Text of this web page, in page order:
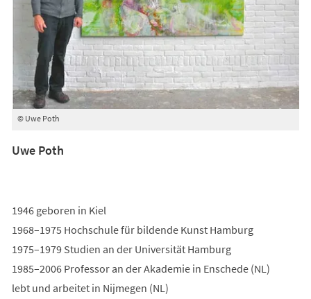
© Uwe Poth
Uwe Poth
1946 geboren in Kiel
1968–1975 Hochschule für bildende Kunst Hamburg
1975–1979 Studien an der Universität Hamburg
1985–2006 Professor an der Akademie in Enschede (NL)
lebt und arbeitet in Nijmegen (NL)